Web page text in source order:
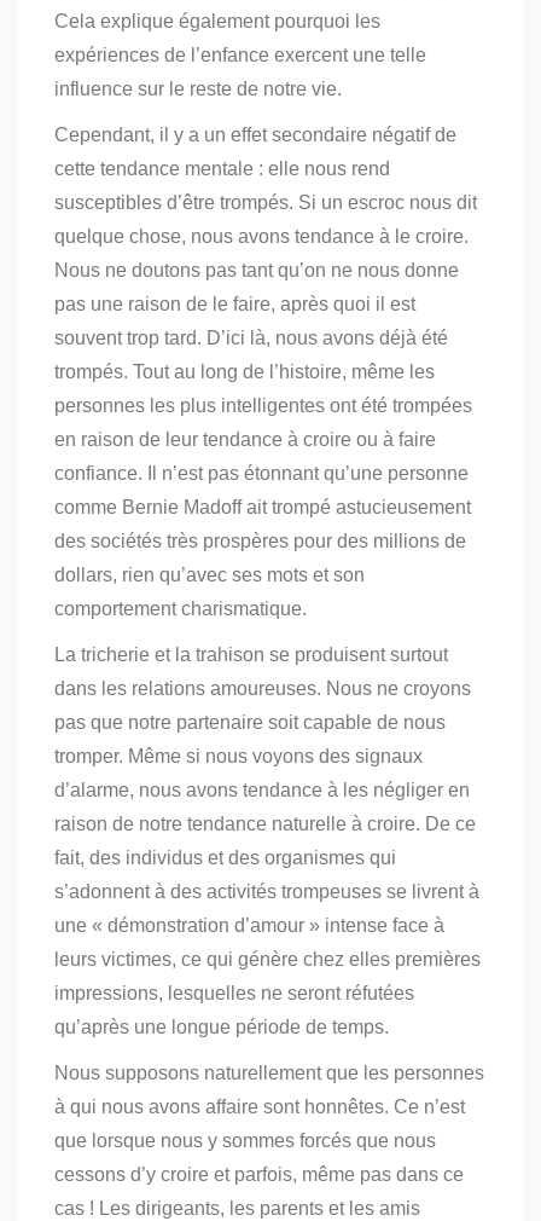
Cela explique également pourquoi les
expériences de l’enfance exercent une telle
influence sur le reste de notre vie.
Cependant, il y a un effet secondaire négatif de
cette tendance mentale : elle nous rend
susceptibles d’être trompés. Si un escroc nous dit
quelque chose, nous avons tendance à le croire.
Nous ne doutons pas tant qu’on ne nous donne
pas une raison de le faire, après quoi il est
souvent trop tard. D’ici là, nous avons déjà été
trompés. Tout au long de l’histoire, même les
personnes les plus intelligentes ont été trompées
en raison de leur tendance à croire ou à faire
confiance.
Il n’est pas étonnant qu’une personne
comme Bernie Madoff ait trompé astucieusement
des sociétés très prospères pour des millions de
dollars, rien qu’avec ses mots et son
comportement charismatique.
La tricherie et la trahison se produisent surtout
dans les relations amoureuses. Nous ne croyons
pas que notre partenaire soit capable de nous
tromper. Même si nous voyons des signaux
d’alarme, nous avons tendance à les négliger en
raison de notre tendance naturelle à croire. De ce
fait, des individus et des organismes qui
s’adonnent à des activités trompeuses se livrent à
une « démonstration d’amour » intense face à
leurs victimes, ce qui génère chez elles premières
impressions, lesquelles ne seront réfutées
qu’après une longue période de temps.
Nous supposons naturellement que les personnes
à qui nous avons affaire sont honnêtes. Ce n’est
que lorsque nous y sommes forcés que nous
cessons d’y croire et parfois, même pas dans ce
cas ! Les dirigeants, les parents et les amis